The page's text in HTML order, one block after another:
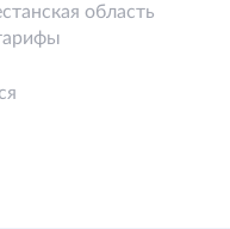
область